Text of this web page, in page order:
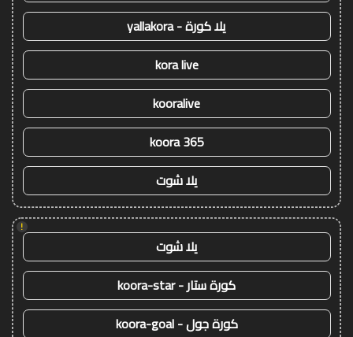
يلا كورة - yallakora
kora live
kooralive
koora 365
يلا شوت
!
يلا شوت
كورة ستار - koora-star
كورة جول - koora-goal